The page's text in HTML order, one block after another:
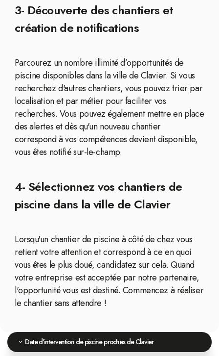
3- Découverte des chantiers et
création de notifications
Parcourez un nombre illimité d’opportunités de
piscine disponibles dans la ville de Clavier. Si vous
recherchez d'autres chantiers, vous pouvez trier par
localisation et par métier pour faciliter vos
recherches. Vous pouvez également mettre en place
des alertes et dès qu'un nouveau chantier
correspond à vos compétences devient disponible,
vous êtes notifié sur-le-champ.
4- Sélectionnez vos chantiers de
piscine dans la ville de Clavier
Lorsqu'un chantier de piscine à côté de chez vous
retient votre attention et correspond à ce en quoi
vous êtes le plus doué, candidatez sur cela. Quand
votre entreprise est acceptée par notre partenaire,
l'opportunité vous est destiné. Commencez à réaliser
le chantier sans attendre !
Date d'intervention de piscine proches de Clavier